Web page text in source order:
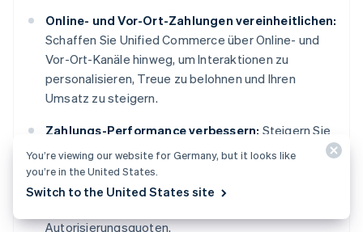
Online- und Vor-Ort-Zahlungen vereinheitlichen:
Schaffen Sie Unified Commerce über Online- und
Vor-Ort-Kanäle hinweg, um Interaktionen zu
personalisieren, Treue zu belohnen und Ihren
Umsatz zu steigern.
Zahlungs-Performance verbessern: Steigern Sie
Ihren Umsatz mit einer Reihe anpassbarer, einfach
zu konfigurierender Zahlungstools, darunter No-
Code-Betrugsvorbeugung und erweiterte
Autorisierungsquoten.
You’re viewing our website for Germany, but it looks like
you’re in the United States.
Switch to the United States site